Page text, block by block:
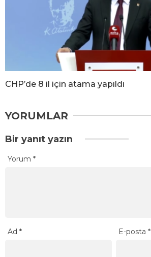
CHP’de 8 il için atama yapıldı
YORUMLAR
Bir yanıt yazın
Yorum *
Ad * E-posta*